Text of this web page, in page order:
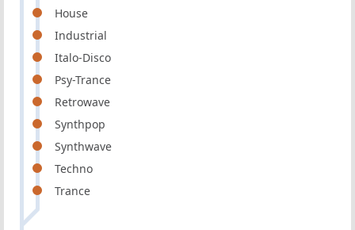
House
Industrial
Italo-Disco
Psy-Trance
Retrowave
Synthpop
Synthwave
Techno
Trance